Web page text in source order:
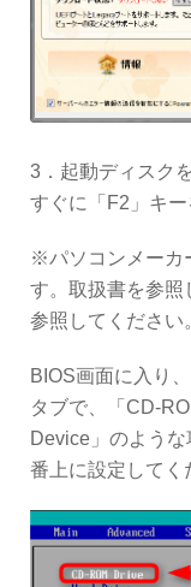
3．起動ディスク
すぐに「F2」キー
※パソコンメーカ
す。取扱書を参照
参照してください
BIOS画面に入り
タブで、「CD-
Device」のよう
番上に設定してく